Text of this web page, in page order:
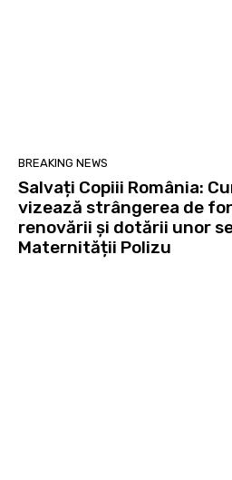
BREAKING NEWS
Salvați Copiii România:
vizează strângerea de
renovării și dotării unor
Maternității Polizu